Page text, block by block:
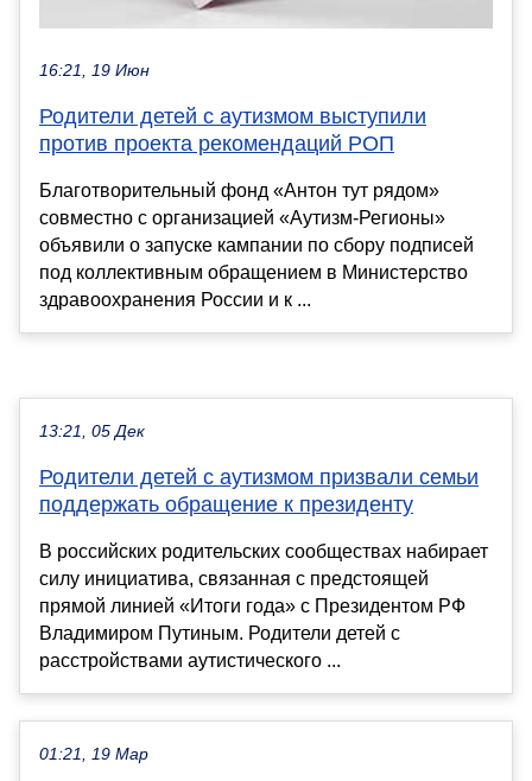
16:21, 19 Июн
Родители детей с аутизмом выступили
против проекта рекомендаций РОП
Благотворительный фонд «Антон тут рядом»
совместно с организацией «Аутизм-Регионы»
объявили о запуске кампании по сбору подписей
под коллективным обращением в Министерство
здравоохранения России и к ...
13:21, 05 Дек
Родители детей с аутизмом призвали семьи
поддержать обращение к президенту
В российских родительских сообществах набирает
силу инициатива, связанная с предстоящей
прямой линией «Итоги года» с Президентом РФ
Владимиром Путиным. Родители детей с
расстройствами аутистического ...
01:21, 19 Мар